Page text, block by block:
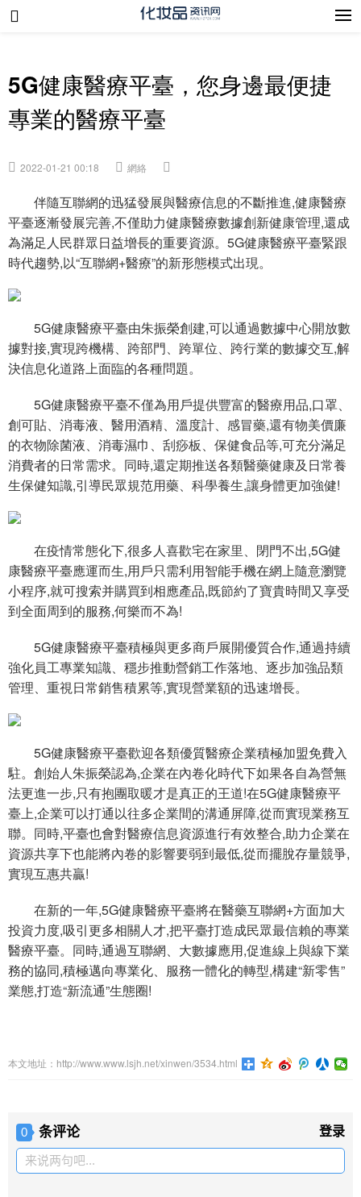
5G健康醫療平臺，您身邊最便捷
專業的醫療平臺
2022-01-21 00:18 網絡
伴隨互聯網的迅猛發展與醫療信息的不斷推進,健康醫療
平臺逐漸發展完善,不僅助力健康醫療數據創新健康管理,還成
為滿足人民群眾日益增長的重要資源。5G健康醫療平臺緊跟
時代趨勢,以“互聯網+醫療”的新形態模式出現。
5G健康醫療平臺由朱振榮創建,可以通過數據中心開放數
據對接,實現跨機構、跨部門、跨單位、跨行業的數據交互,解
決信息化道路上面臨的各種問題。
5G健康醫療平臺不僅為用戶提供豐富的醫療用品,口罩、
創可貼、消毒液、醫用酒精、溫度計、感冒藥,還有物美價廉
的衣物除菌液、消毒濕巾、刮痧板、保健食品等,可充分滿足
消費者的日常需求。同時,還定期推送各類醫藥健康及日常養
生保健知識,引導民眾規范用藥、科學養生,讓身體更加強健!
在疫情常態化下,很多人喜歡宅在家里、閉門不出,5G健
康醫療平臺應運而生,用戶只需利用智能手機在網上隨意瀏覽
小程序,就可搜索并購買到相應產品,既節約了寶貴時間又享受
到全面周到的服務,何樂而不為!
5G健康醫療平臺積極與更多商戶展開優質合作,通過持續
強化員工專業知識、穩步推動營銷工作落地、逐步加強品類
管理、重視日常銷售積累等,實現營業額的迅速增長。
5G健康醫療平臺歡迎各類優質醫療企業積極加盟免費入
駐。創始人朱振榮認為,企業在內卷化時代下如果各自為營無
法更進一步,只有抱團取暖才是真正的王道!在5G健康醫療平
臺上,企業可以打通以往多企業間的溝通屏障,從而實現業務互
聯。同時,平臺也會對醫療信息資源進行有效整合,助力企業在
資源共享下也能將內卷的影響要弱到最低,從而擺脫存量競爭,
實現互惠共贏!
在新的一年,5G健康醫療平臺將在醫藥互聯網+方面加大
投資力度,吸引更多相關人才,把平臺打造成民眾最信賴的專業
醫療平臺。同時,通過互聯網、大數據應用,促進線上與線下業
務的協同,積極邁向專業化、服務一體化的轉型,構建“新零售”
業態,打造“新流通”生態圈!
本文地址：http://www.www.lsjh.net/xinwen/3534.html
0 条评论 登录
来说两句吧...